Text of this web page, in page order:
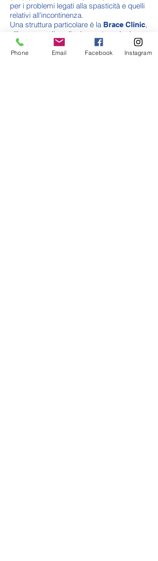
per i problemi legati alla spasticità e quelli
relativi all'incontinenza.
Una struttura particolare è la Brace Clinic,
all’avanguardia nella ricerca tecnologica
su protesi e attrezzature che permettono
di superare ogni disabilità.
Phone Email Facebook Instagram